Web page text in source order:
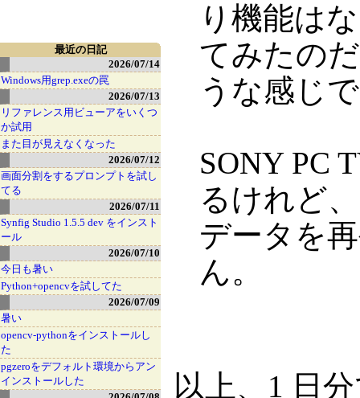
り機能は
てみたの
うな感じ
SONY PC
るけれど
データを
ん。
以上、1 日
最近の日記
2026/07/14
Windows用grep.exeの罠
2026/07/13
リファレンス用ビューアをいくつ
か試用
また目が見えなくなった
2026/07/12
画面分割をするプロンプトを試し
てる
2026/07/11
Synfig Studio 1.5.5 dev をインスト
ール
2026/07/10
今日も暑い
Python+opencvを試してた
2026/07/09
暑い
opencv-pythonをインストールし
た
pgzeroをデフォルト環境からアン
インストールした